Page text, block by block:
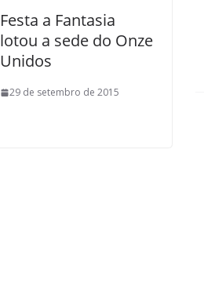
Festa a Fantasia
lotou a sede do Onze
Unidos
29 de setembro de 2015